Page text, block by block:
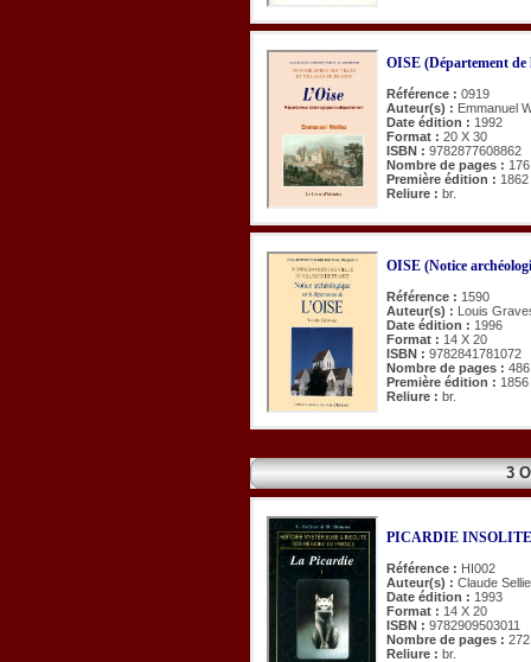
OISE (Département de
Référence : 0919
Auteur(s) : Emmanuel
Date édition : 1992
Format : 20 X 30
ISBN : 9782877608862
Nombre de pages : 176
Première édition : 1862
Reliure : br.
OISE (Notice
Référence : 1590
Auteur(s) : Louis
Date édition : 1996
Format : 14 X 20
ISBN : 9782841781072
Nombre de pages : 486
Première édition : 1856
Reliure : br.
3
PICARDIE
Référence : HI002
Auteur(s) : Claude
Date édition : 1993
Format : 14 X 20
ISBN : 9782909503011
Nombre de pages : 272
Reliure : br.